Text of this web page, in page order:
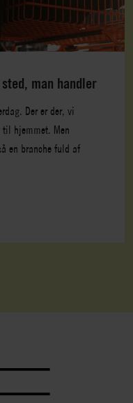
man handler
Der er der, vi
til hjemmet. Men
en branche fuld af